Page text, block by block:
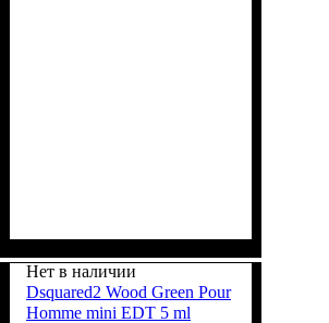
Нет в наличии
Dsquared2 Wood Green Pour
Homme mini EDT 5 ml